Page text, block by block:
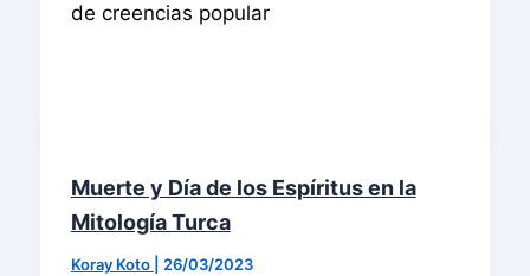
de creencias popular
Muerte y Día de los Espíritus en la
Mitología Turca
Koray Koto 26/03/2023